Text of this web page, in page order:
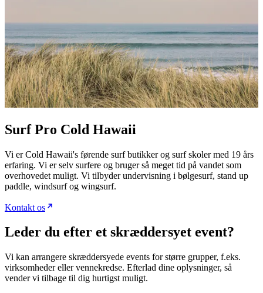
Surf Pro Cold Hawaii
Vi er Cold Hawaii's førende surf butikker og surf skoler med 19 års
erfaring. Vi er selv surfere og bruger så meget tid på vandet som
overhovedet muligt. Vi tilbyder undervisning i bølgesurf, stand up
paddle, windsurf og wingsurf.
Kontakt os
Leder du efter et skræddersyet event?
Vi kan arrangere skræddersyede events for større grupper, f.eks.
virksomheder eller vennekredse. Efterlad dine oplysninger, så
vender vi tilbage til dig hurtigst muligt.